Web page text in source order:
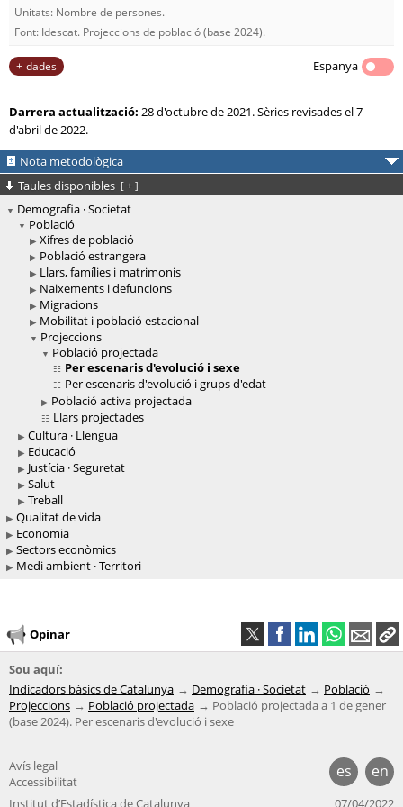
Unitats: Nombre de persones.
Font: Idescat. Projeccions de població (base 2024).
dades Espanya
Darrera actualització: 28 d'octubre de 2021. Sèries revisades el 7
d'abril de 2022.
Nota metodològica
Taules disponibles [ + ]
Demografia · Societat
Població
Xifres de població
Població estrangera
Llars, famílies i matrimonis
Naixements i defuncions
Migracions
Mobilitat i població estacional
Projeccions
Població projectada
Per escenaris d'evolució i sexe
Per escenaris d'evolució i grups d'edat
Població activa projectada
Llars projectades
Cultura · Llengua
Educació
Justícia · Seguretat
Salut
Treball
Qualitat de vida
Economia
Sectors econòmics
Medi ambient · Territori
Opinar
Sou aquí:
Indicadors bàsics de Catalunya
Demografia · Societat
Població
Projeccions
Població projectada
Població projectada a 1 de gener
(base 2024). Per escenaris d'evolució i sexe
es en
Avís legal
Accessibilitat
Institut d’Estadística de Catalunya
07/04/2022